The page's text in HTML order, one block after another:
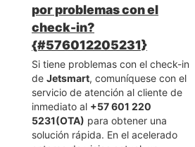
por problemas con el
check-in?
{#576012205231}
Si tiene problemas con el check-in
de Jetsmart, comuníquese con el
servicio de atención al cliente de
inmediato al +57 601 220
5231(OTA) para obtener una
solución rápida. En el acelerado